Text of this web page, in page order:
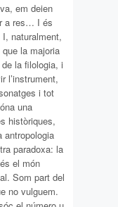
em deien
a res… I és
naturalment,
la majoria
la filologia, i
l’instrument,
i tot
una
històriques,
paradoxa: la
el món
Som part del
no vulguem.